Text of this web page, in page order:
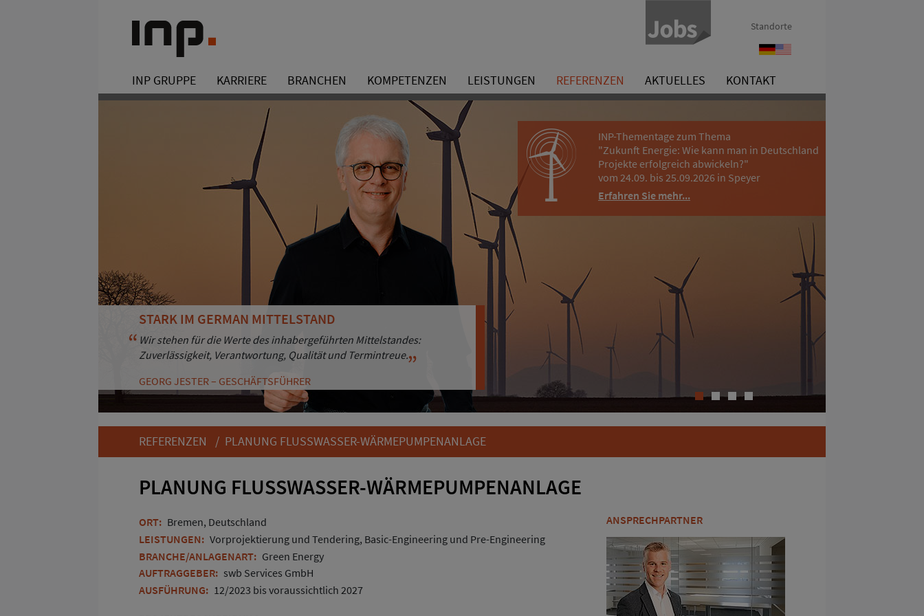
Standorte
INP GRUPPE KARRIERE BRANCHEN KOMPETENZEN LEISTUNGEN REFERENZEN AKTUELLES KONTAKT
Referenzen
References
INP-Thementage zum Thema
"Zukunft Energie: Wie kann man in Deutschland
Projekte erfolgreich abwickeln?"
vom 24.09. bis 25.09.2026 in Speyer
Erfahren Sie mehr...
STARK IM GERMAN MITTELSTAND
Wir stehen für die Werte des inhabergeführten Mittelstandes:
Zuverlässigkeit, Verantwortung, Qualität und Termintreue.
GEORG JESTER – GESCHÄFTSFÜHRER
BESTÄNDIGKEIT UND KUNDENORIENTIERUNG
Durch Professionalität und Zuverlässigkeit punkten wir bei unseren
Kunden. Und das seit mehr als 30 Jahren.
ANDREAS HAASS – GESCHÄFTSFÜHRER
1
2 3 4
REFERENZEN / PLANUNG FLUSSWASSER-WÄRMEPUMPENANLAGE
PLANUNG FLUSSWASSER-WÄRMEPUMPENANLAGE
ORT: Bremen, Deutschland
LEISTUNGEN: Vorprojektierung und Tendering, Basic-Engineering und Pre-Engineering
BRANCHE/ANLAGENART: Green Energy
AUFTRAGGEBER: swb Services GmbH
AUSFÜHRUNG: 12/2023 bis voraussichtlich 2027
ANSPRECHPARTNER